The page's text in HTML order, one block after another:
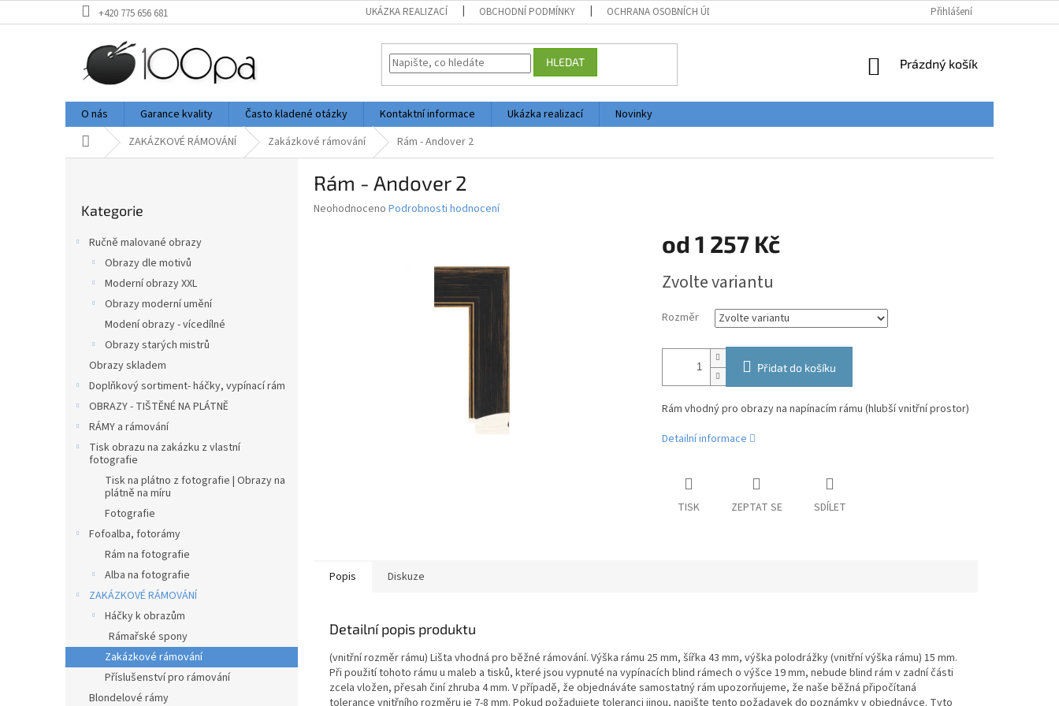
na
+420 775 656 681 UKÁZKA REALIZACÍ OBCHODNÍ PODMÍNKY OCHRANA OSOBNÍCH ÚDAJŮ Přihlášení
HLEDAT
NÁKUPNÍ
Prázdný košík
O nás Garance kvality Často kladené otázky Kontaktní informace Ukázka realizací
Novinky
Domů ZAKÁZKOVÉ RÁMOVÁNÍ Zakázkové rámování Rám - Andover 2
kategorie
Kategorie
Ručně malované obrazy
Obrazy dle motivů
Moderní obrazy XXL
Obrazy moderní umění
Modení obrazy - vícedílné
Obrazy starých mistrů
Obrazy skladem
Doplňkový sortiment- háčky, vypínací rám
OBRAZY - TIŠTĚNÉ NA PLÁTNĚ
RÁMY a rámování
Tisk obrazu na zakázku z vlastní
fotografie
Tisk na plátno z fotografie | Obrazy na
plátně na míru
Fotografie
Fofoalba, fotorámy
Rám na fotografie
Alba na fotografie
ZAKÁZKOVÉ RÁMOVÁNÍ
Háčky k obrazům
Rámařské spony
Zakázkové rámování
Příslušenství pro rámování
Blondelové rámy
Rám - Andover 2
Průměrné
Neohodnoceno Podrobnosti hodnocení
od 1 257 Kč
cena:
Zvolte variantu
Rozměr
Přidat do košíku
Rám vhodný pro obrazy na napínacím rámu (hlubší vnitřní prostor)
Detailní informace
TISK ZEPTAT SE SDÍLET
Popis Diskuze
Detailní popis produktu
(vnitřní rozměr rámu) Lišta vhodná pro běžné rámování. Výška rámu 25 mm, šířka 43 mm, výška polodrážky (vnitřní výška rámu) 15 mm.
Při použití tohoto rámu u maleb a tisků, které jsou vypnuté na vypínacích blind rámech o výšce 19 mm, nebude blind rám v zadní části
zcela vložen, přesah činí zhruba 4 mm. V případě, že objednáváte samostatný rám upozorňujeme, že naše běžná připočítaná